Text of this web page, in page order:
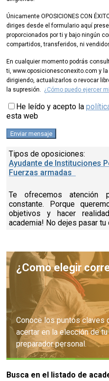
Únicamente OPOSICIONES CON
diriges desde el formulario aquí
proporcionados por ti y bajo ningún
compartidos, transferidos, ni
En cualquier momento podrás
ti, www.oposicionesconexito.com y
dirigiendo, actualizarlos o revocar
la supresión. ¿Cómo puedo ejercer
He leído y acepto la
esta web
Tipos de oposiciones:
Ayudante de Instituciones
Fuerzas armadas
Te ofrecemos atención
constante. Porque
objetivos y hacer
academia! No dejes pasar
¿Como elegir
Conoce los puntos claves
acertar en la elección de
preparador personal.
Consejos
Busca en el listado de